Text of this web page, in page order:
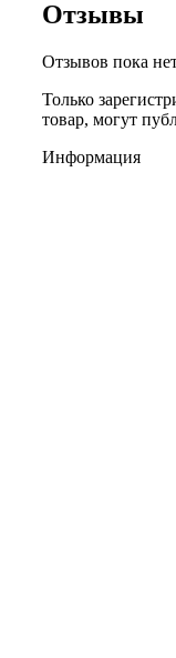
Отзывы
Отзывов пока
Только
товар, могут
Информация